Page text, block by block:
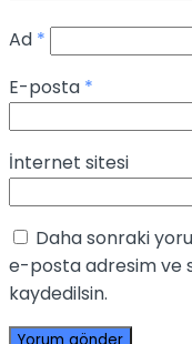
Ad *
E-posta *
İnternet sitesi
Daha sonraki
e-posta adresim ve
kaydedilsin.